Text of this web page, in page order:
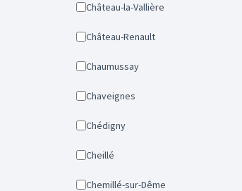
Château-la-Vallière
Château-Renault
Chaumussay
Chaveignes
Chédigny
Cheillé
Chemillé-sur-Dême